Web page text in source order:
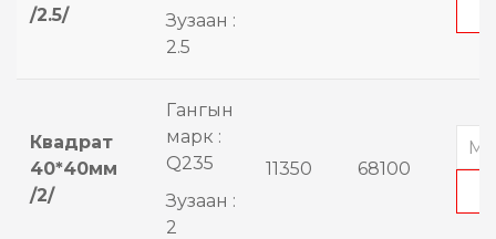
/2.5/
Зузаан :
2.5
Квадрат
40*40мм
/2/
Гангын
марк :
Q235
Зузаан :
2
11350 68100